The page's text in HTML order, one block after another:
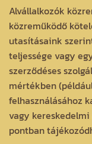
Alvállalkozók
közreműködő
utasításaink
teljessége vagy
szerződéses
mértékben
felhasználásához
vagy
pontban